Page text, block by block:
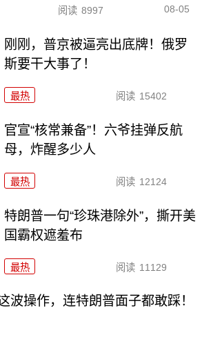
阅读 8997 08-05
刚刚，普京被逼亮出底牌！俄罗
斯要干大事了！
最热 阅读 15402
官宣“核常兼备”！六爷挂弹反航
母，炸醒多少人
最热 阅读 12124
特朗普一句“珍珠港除外”，撕开美
国霸权遮羞布
最热 阅读 11129
波操作，连特朗普面子都敢踩！